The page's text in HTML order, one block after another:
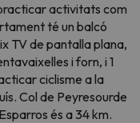
activitats com
té un balcó
TV de pantalla plana,
i forn, i 1
ciclisme a la
Col de Peyresourde
és a 34 km.